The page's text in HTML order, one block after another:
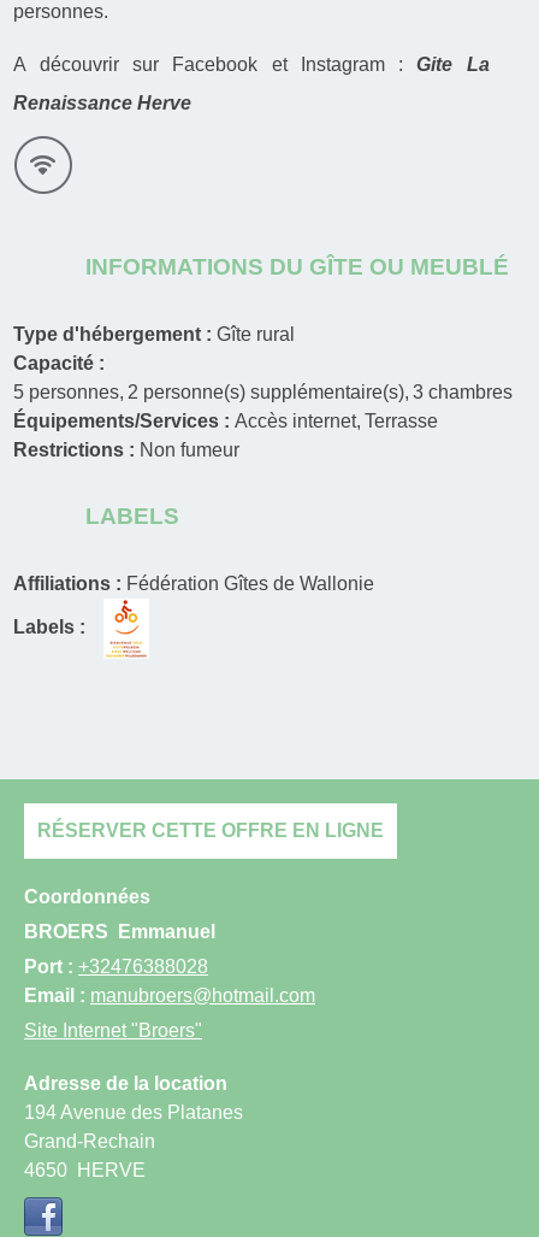
personnes.
A découvrir sur Facebook et Instagram :Gite La
Renaissance Herve
INFORMATIONS DU GÎTE OU MEUBLÉ
Type d'hébergement :Gîte rural
Capacité :
5 personnes 2 personne(s) supplémentaire(s) 3 chambres
Équipements/Services :Accès internet Terrasse
Restrictions : Non fumeur
LABELS
Affiliations : Fédération Gîtes de Wallonie
Labels :
RÉSERVER CETTE OFFRE EN LIGNE
Coordonnées
BROERS
Emmanuel
Port : +32476388028
Email : manubroers@hotmail.com
Site Internet "Broers"
Adresse de la location
194 Avenue des Platanes
Grand-Rechain
4650
HERVE